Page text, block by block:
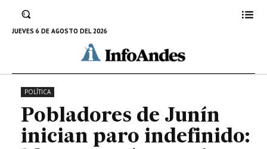
JUEVES 6 DE AGOSTO DEL 2026
exigen obras a Gobierno de Dina
Boluarte
10 DE JULIO DE 2024
POLÍTICA
Pobladores de Junín
inician paro indefinido: